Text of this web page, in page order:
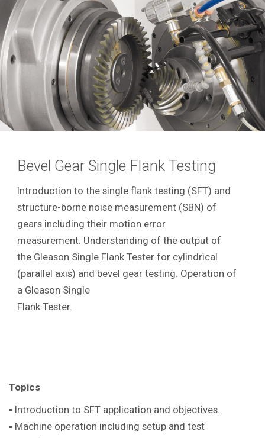
Bevel Gear Single Flank Testing
Introduction to the single flank testing (SFT) and
structure-borne noise measurement (SBN) of
gears including their motion error
measurement. Understanding of the output of
the Gleason Single Flank Tester for cylindrical
(parallel axis) and bevel gear testing. Operation of
a Gleason Single
Flank Tester.
Topics
▪ Introduction to SFT application and objectives.
▪ Machine operation including setup and test